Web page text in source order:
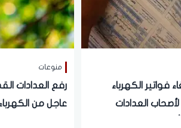
فواتير الكهرباء
لأصحاب العدادات
منوعات
رفع العدادات
عاجل من